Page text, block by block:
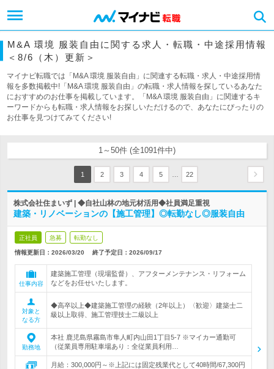
M&A 環境 服装自由に関する求人・転職・中途採用情報
＜8/6（木）更新＞
マイナビ転職では「M&A 環境 服装自由」に関連する転職・求人・中途採用情
報を多数掲載中!「M&A 環境 服装自由」の転職・求人情報を探しているあなた
におすすめのお仕事を掲載しています。「M&A 環境 服装自由」に関連するキ
ーワードからも転職・求人情報をお探しいただけるので、あなたにぴったりの
お仕事を見つけてみてください!
1～50件 (全1091件中)
1 2 3 4 5 22
株式会社住まいず | ◆自社山林の地元材活用◆社員満足重視
建築・リノベーションの【施工管理】◎転勤なし◎服装自由
正社員 急募 転勤なし
情報更新日：2026/03/20 終了予定日： 2026/09/17
仕事内容
建築施工管理（現場監督）、アフターメンテナンス・リフォーム
などをお任せいたします。
対象と
なる方
◆高卒以上◆建築施工管理の経験（2年以上）〈歓迎〉建築士二
級以上取得、施工管理技士二級以上
勤務地
本社 鹿児島県霧島市隼人町内山田1丁目5-7 ※マイカー通勤可
（従業員専用駐車場あり：全従業員利用…
月給：300,000円～※上記には固定残業代として40時間/67,300円